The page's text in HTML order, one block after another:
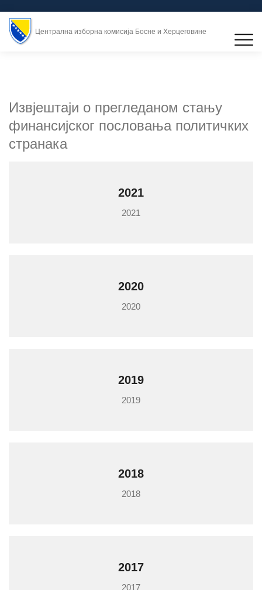
Централна изборна комисија Босне и Херцеговине
Извјештаји о прегледаном стању
финансијског пословања политичких
странака
2021
2021
2020
2020
2019
2019
2018
2018
2017
2017